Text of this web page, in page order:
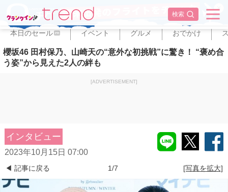
検索
✕
本日のセール PR イベント グルメ おでかけ
櫻坂46 田村保乃、山崎天の“意外な初挑戦”に驚き！ “褒め合
う姿”から見えた2人の絆も
[ADVERTISEMENT]
インタビュー
2023年10月15日 07:00
◀ 記事に戻る 1/7 [写真を拡大]